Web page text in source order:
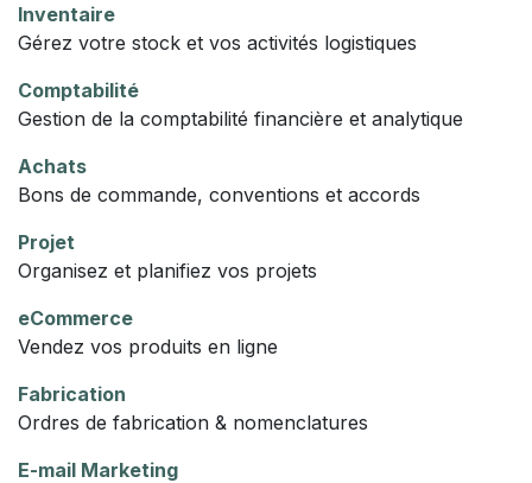
Inventaire
Gérez votre stock et vos activités logistiques
Comptabilité
Gestion de la comptabilité financière et analytique
Achats
Bons de commande, conventions et accords
Projet
Organisez et planifiez vos projets
eCommerce
Vendez vos produits en ligne
Fabrication
Ordres de fabrication & nomenclatures
E-mail Marketing